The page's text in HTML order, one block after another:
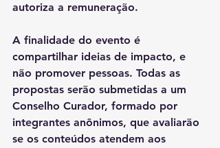
autoriza a remuneração.
A finalidade do evento é
compartilhar ideias de impacto, e
não promover pessoas. Todas as
propostas serão submetidas a um
Conselho Curador, formado por
integrantes anônimos, que avaliarão
se os conteúdos atendem aos